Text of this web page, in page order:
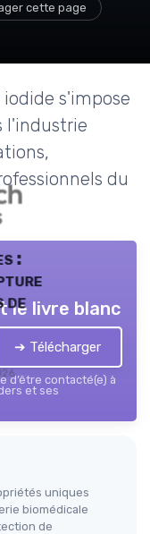
cette page
s'impose
l'industrie
du
:
de
le livre blanc
➔ Télécharger
d’être contacté(e) à
et ses
uniques
biomédicale
de